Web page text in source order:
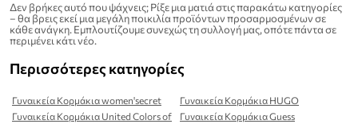
Δεν βρήκες αυτό που ψάχνεις; Ρίξε μια ματιά στις παρακάτω κατηγορίες
– θα βρεις εκεί μια μεγάλη ποικιλία προϊόντων προσαρμοσμένων σε
κάθε ανάγκη. Εμπλουτίζουμε συνεχώς τη συλλογή μας, οπότε πάντα σε
περιμένει κάτι νέο.
Περισσότερες κατηγορίες
Γυναικεία Κορμάκια women'secret
Γυναικεία Κορμάκια HUGO
Γυναικεία Κορμάκια United Colors of
Γυναικεία Κορμάκια Guess